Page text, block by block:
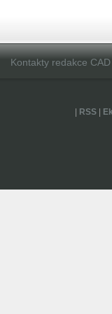
Kontakty redakce CAD
RSS|